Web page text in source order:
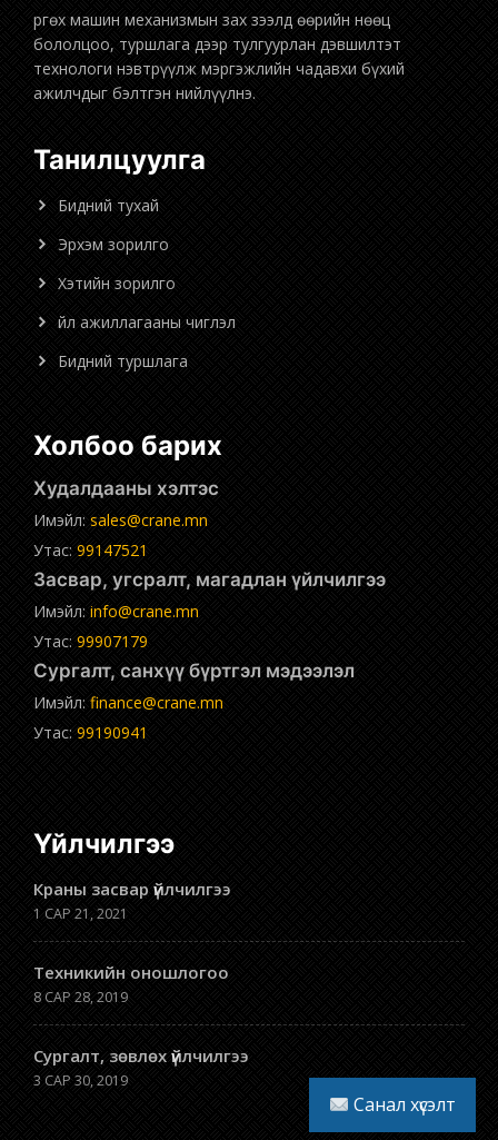
бололцоо, туршлага дээр тулгуурлан дэвшилтэт
технологи нэвтрүүлж мэргэжлийн чадавхи бүхий
ажилчдыг бэлтгэн нийлүүлнэ.
Танилцуулга
Бидний тухай
Эрхэм зорилго
Хэтийн зорилго
Үйл ажиллагааны чиглэл
Бидний туршлага
Холбоо барих
Худалдааны хэлтэс
Имэйл: sales@crane.mn
Утас: 99147521
Засвар, угсралт, магадлан үйлчилгээ
Имэйл: info@crane.mn
Утас: 99907179
Сургалт, санхүү бүртгэл мэдээлэл
Имэйл: finance@crane.mn
Утас: 99190941
Үйлчилгээ
Краны засвар үйлчилгээ
1 САР 21, 2021
Техникийн оношлогоо
8 САР 28, 2019
Сургалт, зөвлөх үйлчилгээ
3 САР 30, 2019
Санал хүсэлт